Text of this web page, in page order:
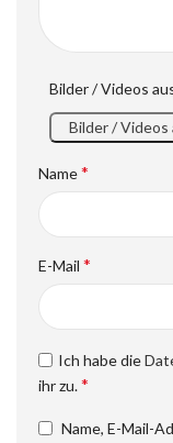
Bilder / Videos
Bilder / Videos
Name*
E-Mail *
Ich habe die
ihr zu.*
Name, E-Mail-